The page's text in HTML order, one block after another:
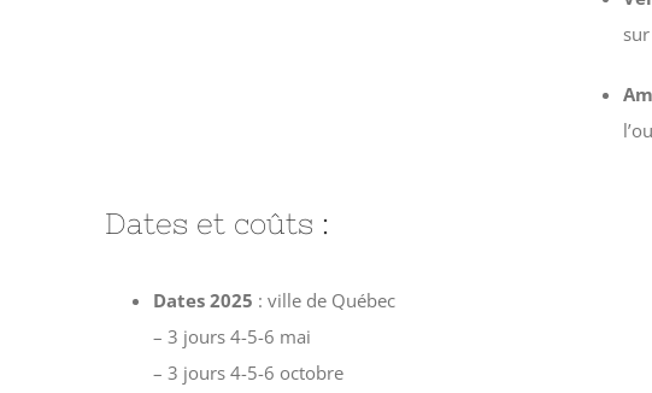
Dates et coûts :
Dates 2025 : ville de Québec
– 3 jours 4-5-6 mai
– 3 jours 4-5-6 octobre